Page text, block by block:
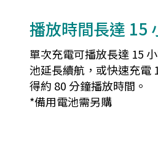
播放時間長達 15
單次充電可播放長達 15
池延長續航，或快速充電
得約 80 分鐘播放時間。
*備用電池需另購